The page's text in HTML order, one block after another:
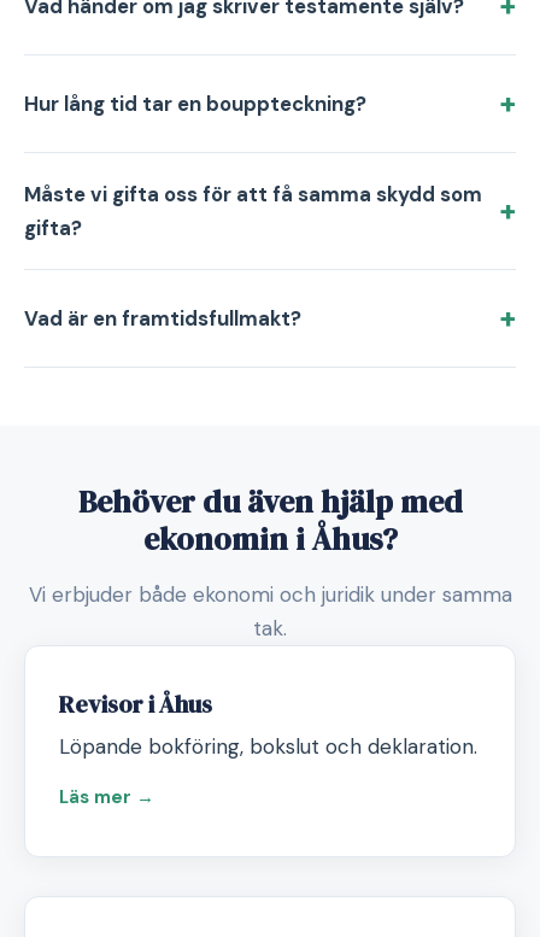
Vad händer om jag skriver testamente själv?
Hur lång tid tar en bouppteckning?
Måste vi gifta oss för att få samma skydd som
gifta?
Vad är en framtidsfullmakt?
Behöver du även hjälp med
ekonomin i Åhus?
Vi erbjuder både ekonomi och juridik under samma
tak.
Revisor i Åhus
Löpande bokföring, bokslut och deklaration.
Läs mer →